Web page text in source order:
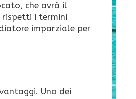
che avrà il
rispetti i termini
imparziale per
Uno dei